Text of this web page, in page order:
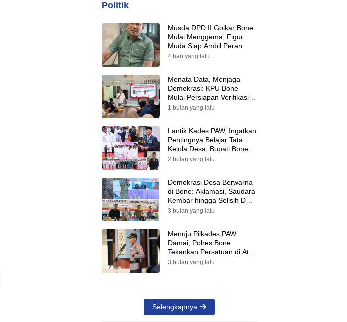
Politik
Musda DPD II Golkar Bone
Mulai Menggema, Figur
Muda Siap Ambil Peran
4 hari yang lalu
Menata Data, Menjaga
Demokrasi: KPU Bone
Mulai Persiapan Verifikasi
Partai Politik Menuju Pemilu
1 bulan yang lalu
Lantik Kades PAW, Ingatkan
Pentingnya Belajar Tata
Kelola Desa, Bupati Bone:
Tak Ada Lagi Kubu,
2 bulan yang lalu
Demokrasi Desa Berwarna
di Bone: Aklamasi, Saudara
Kembar hingga Selisih Dua
Suara Warnai Pilkades PAW
3 bulan yang lalu
Menuju Pilkades PAW
Damai, Polres Bone
Tekankan Persatuan di Atas
Perbedaan Pilihan
3 bulan yang lalu
Selengkapnya